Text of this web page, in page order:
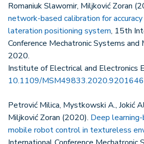
Romaniuk Slawomir, Miljković Zoran
network-based calibration for
lateration positioning system, 15th
Conference Mechatronic Systems and
2020.
Institute of Electrical and Electronics
10.1109/MSM49833.2020.9201646
Petrović Milica, Mystkowski A., Jokić
Miljković Zoran (2020). Deep
mobile robot control in textureless